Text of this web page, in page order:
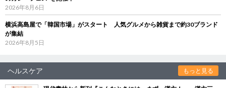
2026年8月6日
横浜高島屋で「韓国市場」がスタート 人気グルメから雑貨まで約30ブランド
が集結
2026年8月5日
ヘルスケア もっと見る